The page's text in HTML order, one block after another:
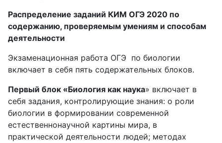
Распределение заданий КИМ ОГЭ 2020 по
содержанию, проверяемым умениям и способам
деятельности
Экзаменационная работа ОГЭ по биологии
включает в себя пять содержательных блоков.
Первый блок «Биология как наука» включает в
себя задания, контролирующие знания: о роли
биологии в формировании современной
естественнонаучной картины мира, в
практической деятельности людей; методах